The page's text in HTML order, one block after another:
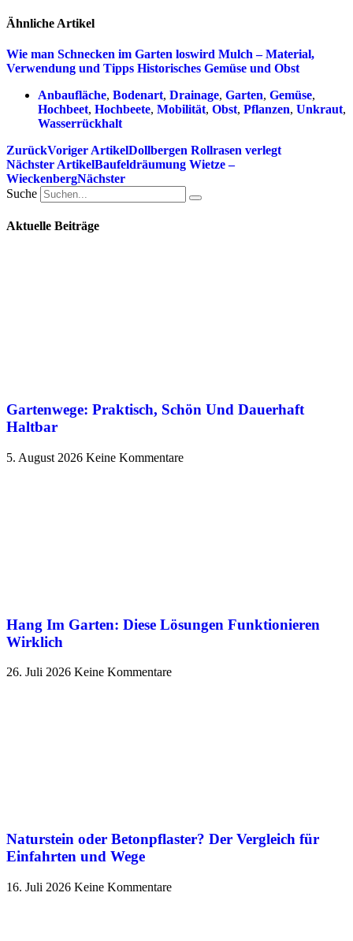
Ähnliche Artikel
Wie man Schnecken im Garten loswird Mulch – Material,
Verwendung und Tipps Historisches Gemüse und Obst
Anbaufläche, Bodenart, Drainage, Garten, Gemüse,
Hochbeet, Hochbeete, Mobilität, Obst, Pflanzen, Unkraut,
Wasserrückhalt
ZurückVoriger ArtikelDollbergen Rollrasen verlegt
Nächster ArtikelBaufeldräumung Wietze –
WieckenbergNächster
Suche
Aktuelle Beiträge
Gartenwege: Praktisch, Schön Und Dauerhaft
Haltbar
5. August 2026 Keine Kommentare
Hang Im Garten: Diese Lösungen Funktionieren
Wirklich
26. Juli 2026 Keine Kommentare
Naturstein oder Betonpflaster? Der Vergleich für
Einfahrten und Wege
16. Juli 2026 Keine Kommentare